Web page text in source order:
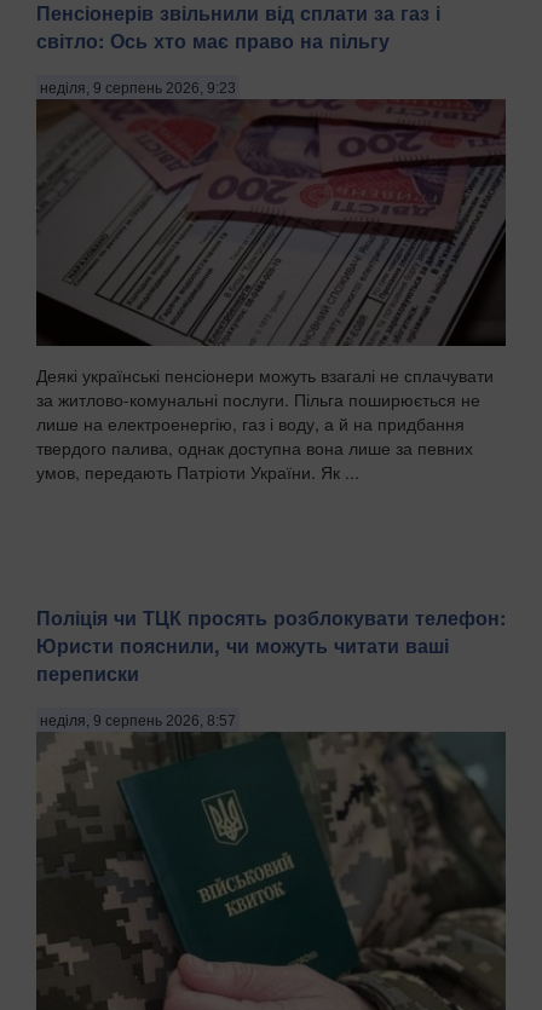
Пенсіонерів звільнили від сплати за газ і
світло: Ось хто має право на пільгу
неділя, 9 серпень 2026, 9:23
Деякі українські пенсіонери можуть взагалі не сплачувати
за житлово-комунальні послуги. Пільга поширюється не
лише на електроенергію, газ і воду, а й на придбання
твердого палива, однак доступна вона лише за певних
умов, передають Патріоти України. Як ...
Поліція чи ТЦК просять розблокувати телефон:
Юристи пояснили, чи можуть читати ваші
переписки
неділя, 9 серпень 2026, 8:57